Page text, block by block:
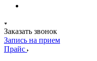
Заказать звонок
Запись на прием
Прайс